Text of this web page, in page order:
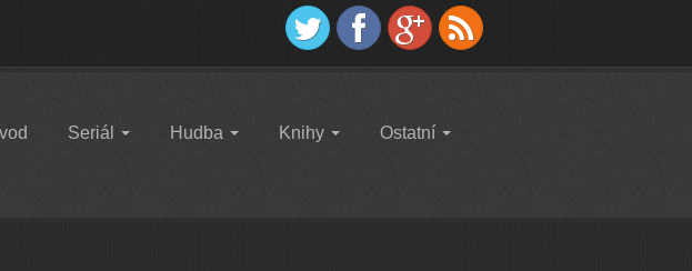
Seriál Hudba Knihy Ostatní